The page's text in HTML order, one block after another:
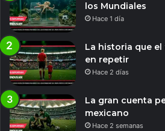
los Mundiales
Hace 1 día
La historia que
en repetir
Hace 2 días
La gran cuenta
mexicano
Hace 2 semanas